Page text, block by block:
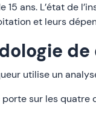
15 ans. L’état de
et leurs
utilise un
sur les quatre